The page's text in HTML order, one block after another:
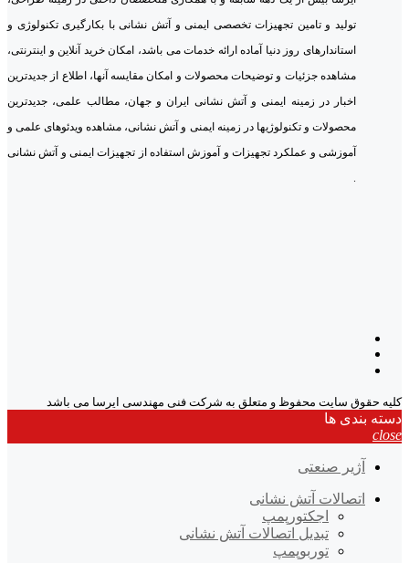
تولید و تامین تجهیزات تخصصی ایمنی و آتش نشانی با بکارگیری تکنولوژی و
استاندارهای روز دنیا آماده ارائه خدمات می باشد، امکان خرید آنلاین و اینترنتی،
مشاهده جزئیات و توضیحات محصولات و امکان مقایسه آنها، اطلاع از جدیدترین
اخبار در زمینه ایمنی و آتش نشانی ایران و جهان، مطالب علمی، جدیدترین
محصولات و تکنولوژیها در زمینه ایمنی و آتش نشانی، مشاهده ویدئوهای علمی و
آموزشی و عملکرد تجهیزات و آموزش استفاده از تجهیزات ایمنی و آتش نشانی
.
کلیه حقوق سایت محفوظ و متعلق به شرکت فنی مهندسی ایرسا می باشد
دسته بندی ها
close
آژیر صنعتی
اتصالات آتش نشانی
اجکتورپمپ
تبدیل اتصالات آتش نشانی
توربوپمپ